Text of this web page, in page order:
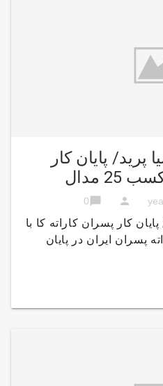
پایان کار
مدال
person
chat_bubble
0
کار پسران کاراته کا با
پسران ایران در پایان